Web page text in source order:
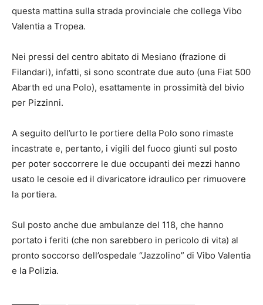
questa mattina sulla strada provinciale che collega Vibo
Valentia a Tropea.
Nei pressi del centro abitato di Mesiano (frazione di
Filandari), infatti, si sono scontrate due auto (una Fiat 500
Abarth ed una Polo), esattamente in prossimità del bivio
per Pizzinni.
A seguito dell’urto le portiere della Polo sono rimaste
incastrate e, pertanto, i vigili del fuoco giunti sul posto
per poter soccorrere le due occupanti dei mezzi hanno
usato le cesoie ed il divaricatore idraulico per rimuovere
la portiera.
Sul posto anche due ambulanze del 118, che hanno
portato i feriti (che non sarebbero in pericolo di vita) al
pronto soccorso dell’ospedale “Jazzolino” di Vibo Valentia
e la Polizia.